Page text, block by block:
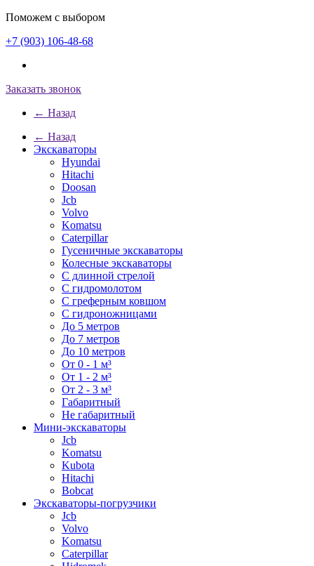
Поможем с выбором
+7 (903) 106-48-68
Заказать звонок
← Назад
← Назад
Экскаваторы
Hyundai
Hitachi
Doosan
Jcb
Volvo
Komatsu
Caterpillar
Гусеничные экскаваторы
Колесные экскаваторы
С длинной стрелой
С гидромолотом
С греферным ковшом
С гидроножницами
До 5 метров
До 7 метров
До 10 метров
От 0 - 1 м³
От 1 - 2 м³
От 2 - 3 м³
Габаритный
Не габаритный
Мини-экскаваторы
Jcb
Komatsu
Kubota
Hitachi
Bobcat
Экскаваторы-погрузчики
Jcb
Volvo
Komatsu
Caterpillar